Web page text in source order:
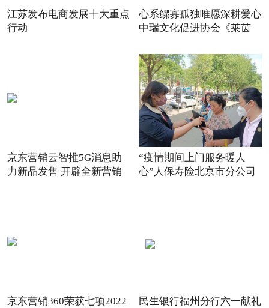
江苏发布电商发展十大重点
行动
心系鳏寡孤独唯愿深耕爱心
中瑞文化促进协会《莱茵
京东营销云智推5G消息助
力新品发售 开辟全新营销
“疫情期间上门服务暖人
心”人保寿险北京市分公司
京东营销360荣获七项2022
民生银行福州分行六一献礼